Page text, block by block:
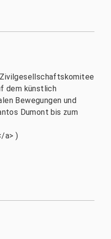
Zivilgesellschaftskomitee
dem künstlich
Bewegungen und
Dumont bis zum
a> )